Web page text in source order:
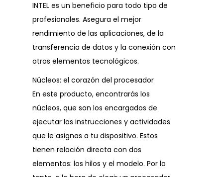
INTEL es un beneficio para todo tipo de
profesionales. Asegura el mejor
rendimiento de las aplicaciones, de la
transferencia de datos y la conexión con
otros elementos tecnológicos.
Núcleos: el corazón del procesador
En este producto, encontrarás los
núcleos, que son los encargados de
ejecutar las instrucciones y actividades
que le asignas a tu dispositivo. Estos
tienen relación directa con dos
elementos: los hilos y el modelo. Por lo